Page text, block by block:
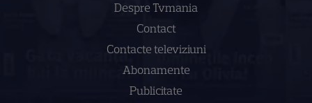
Despre Tvmania
Contact
Contacte televiziuni
Abonamente
Publicitate